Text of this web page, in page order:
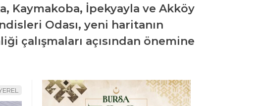
Kaymakoba, İpekyayla ve Akköy
Odası, yeni haritanın
çalışmaları açısından önemine